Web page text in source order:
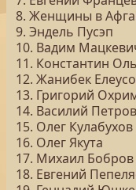
8. Женщины в
9. Эндель Пусэп
10. Вадим
11. Константин
12. Жанибек
13. Григорий
14. Василий Петров
15. Олег Кулабухов
16. Олег Якута
17. Михаил Бобров
18. Евгений